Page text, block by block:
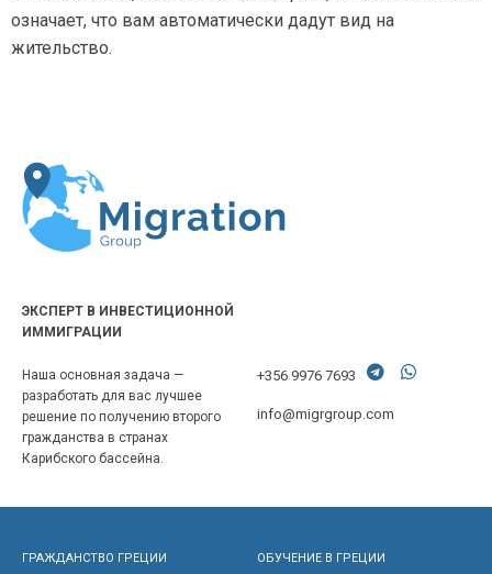
означает, что вам автоматически дадут вид на
жительство.
ЭКСПЕРТ В ИНВЕСТИЦИОННОЙ
ИММИГРАЦИИ
Наша основная задача —
разработать для вас лучшее
решение по получению второго
гражданства в странах
Карибского бассейна.
+356 9976 7693
info@migrgroup.com
ГРАЖДАНСТВО ГРЕЦИИ ОБУЧЕНИЕ В ГРЕЦИИ